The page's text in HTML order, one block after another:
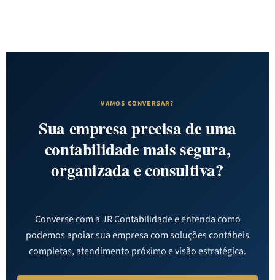
VAMOS CONVERSAR?
Sua empresa precisa de uma
contabilidade mais segura,
organizada e consultiva?
Converse com a JR Contabilidade e entenda como
podemos apoiar sua empresa com soluções contábeis
completas, atendimento próximo e visão estratégica.